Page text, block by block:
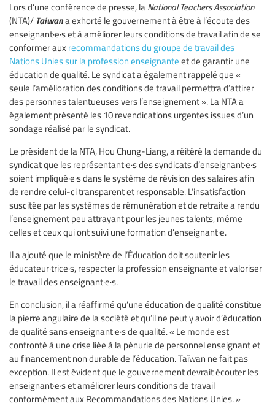
Lors d’une conférence de presse, la National Teachers Association
(NTA)/ Taiwana exhorté le gouvernement à être à l’écoute des
enseignant·e·s et à améliorer leurs conditions de travail afin de se
conformer aux recommandations du groupe de travail des
Nations Unies sur la profession enseignante et de garantir une
éducation de qualité. Le syndicat a également rappelé que «
seule l’amélioration des conditions de travail permettra d’attirer
des personnes talentueuses vers l’enseignement ». La NTA a
également présenté les 10 revendications urgentes issues d’un
sondage réalisé par le syndicat.
Le président de la NTA, Hou Chung-Liang, a réitéré la demande du
syndicat que les représentant·e·s des syndicats d’enseignant·e·s
soient impliqué·e·s dans le système de révision des salaires afin
de rendre celui-ci transparent et responsable. L’insatisfaction
suscitée par les systèmes de rémunération et de retraite a rendu
l’enseignement peu attrayant pour les jeunes talents, même
celles et ceux qui ont suivi une formation d’enseignant·e.
Il a ajouté que le ministère de l’Éducation doit soutenir les
éducateur·trice·s, respecter la profession enseignante et valoriser
le travail des enseignant·e·s.
En conclusion, il a réaffirmé qu’une éducation de qualité constitue
la pierre angulaire de la société et qu’il ne peut y avoir d’éducation
de qualité sans enseignant·e·s de qualité. « Le monde est
confronté à une crise liée à la pénurie de personnel enseignant et
au financement non durable de l’éducation. Taïwan ne fait pas
exception. Il est évident que le gouvernement devrait écouter les
enseignant·e·s et améliorer leurs conditions de travail
conformément aux Recommandations des Nations Unies. »